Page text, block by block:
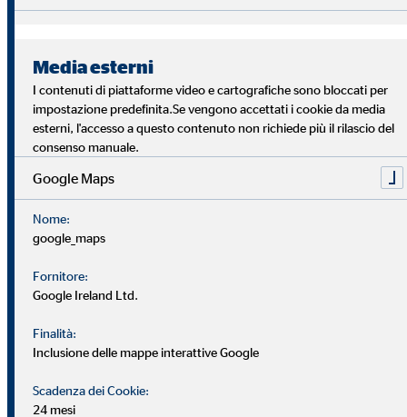
Aumenta il tuo stipendio
Il nostro principio di performance si applica anche all'ambito
della retribuzione. Ogni volta che si sale di livello, la
tempo e fatica a determinare la tua retribuzione.
Media esterni
I contenuti di piattaforme video e cartografiche sono bloccati per
impostazione predefinita.Se vengono accettati i cookie da media
esterni, l'accesso a questo contenuto non richiede più il rilascio del
consenso manuale.
Google Maps
Nome:
google_maps
Fornitore:
Google Ireland Ltd.
Finalità:
Inclusione delle mappe interattive Google
Scadenza dei Cookie:
24 mesi